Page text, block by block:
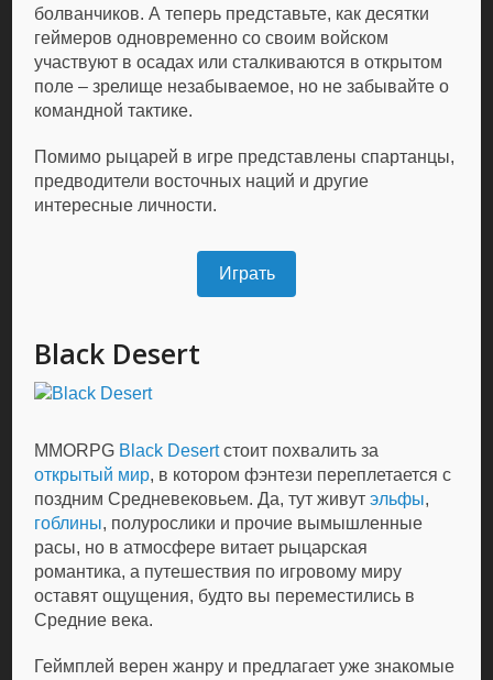
болванчиков. А теперь представьте, как десятки
геймеров одновременно со своим войском
участвуют в осадах или сталкиваются в открытом
поле – зрелище незабываемое, но не забывайте о
командной тактике.
Помимо рыцарей в игре представлены спартанцы,
предводители восточных наций и другие
интересные личности.
Играть
Black Desert
MMORPG Black Desertстоит похвалить за
открытый мир, в котором фэнтези переплетается с
поздним Средневековьем. Да, тут живутэльфы,
гоблины, полурослики и прочие вымышленные
расы, но в атмосфере витает рыцарская
романтика, а путешествия по игровому миру
оставят ощущения, будто вы переместились в
Средние века.
Геймплей верен жанру и предлагает уже знакомые